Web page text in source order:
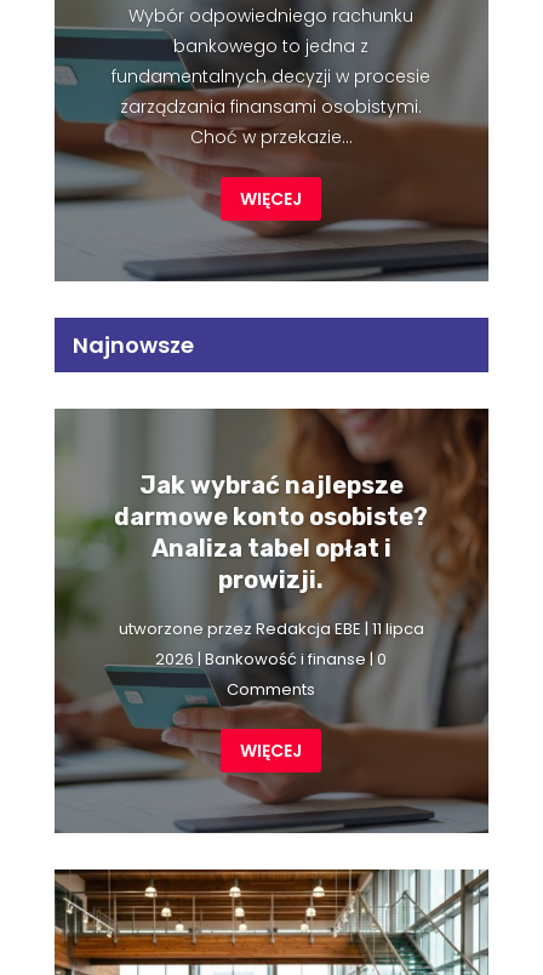
Wybór odpowiedniego rachunku
bankowego to jedna z
fundamentalnych decyzji w procesie
zarządzania finansami osobistymi.
Choć w przekazie...
WIĘCEJ
Najnowsze
Jak wybrać najlepsze
darmowe konto osobiste?
Analiza tabel opłat i
prowizji.
utworzone przezRedakcja EBE | 11 lipca
2026 |Bankowość i finanse | 0
Comments
WIĘCEJ